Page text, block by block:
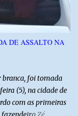
foi
da coluna. De
intenso, com
DE ASSALTO NA
foi tomada
(5), na cidade de
com as primeiras